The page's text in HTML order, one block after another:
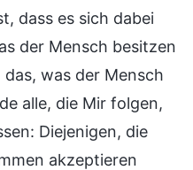
dass es sich dabei
der Mensch besitzen
was der Mensch
alle, die Mir folgen,
Diejenigen, die
akzeptieren